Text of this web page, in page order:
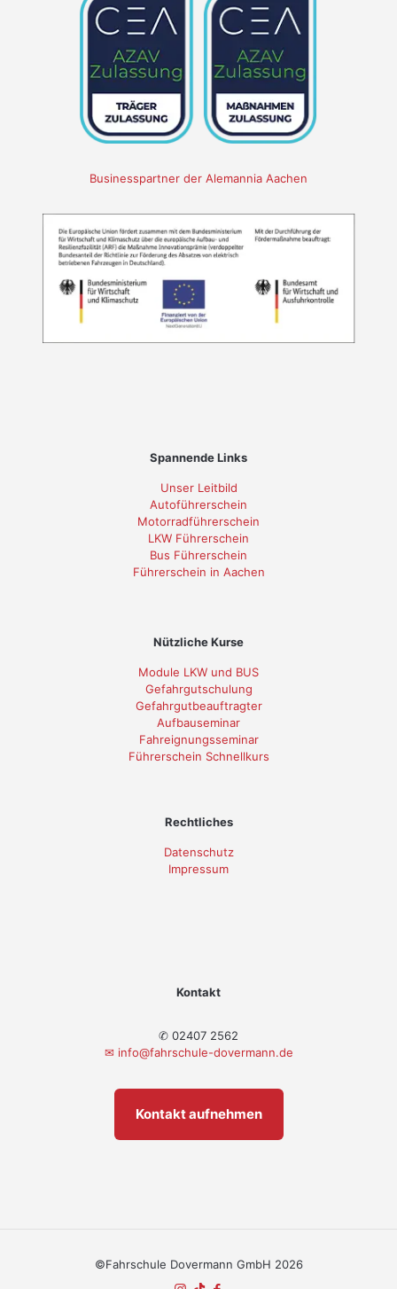
Businesspartner der Alemannia Aachen
Spannende Links
Unser Leitbild
Autoführerschein
Motorradführerschein
LKW Führerschein
Bus Führerschein
Führerschein in Aachen
Nützliche Kurse
Module LKW und BUS
Gefahrgutschulung
Gefahrgutbeauftragter
Aufbauseminar
Fahreignungsseminar
Führerschein Schnellkurs
Rechtliches
Datenschutz
Impressum
Kontakt
✆ 02407 2562
✉ info@fahrschule-dovermann.de
Kontakt aufnehmen
©Fahrschule Dovermann GmbH 2026